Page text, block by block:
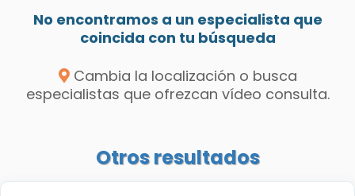
No encontramos a un especialista que
coincida con tu búsqueda
Cambia la localización o busca
especialistas que ofrezcan vídeo consulta.
Otros resultados